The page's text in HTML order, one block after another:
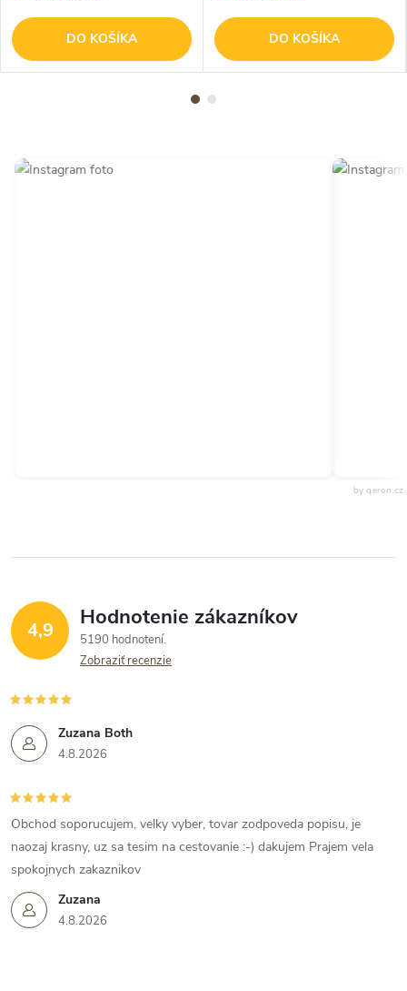
DO KOŠÍKA DO KOŠÍKA
by qeron.cz
4,9 Hodnotenie zákazníkov
5190 hodnotení
Zobraziť recenzie
Zuzana Both
4.8.2026
Zuzana
4.8.2026
Obchod soporucujem, velky vyber, tovar zodpoveda popisu, je
naozaj krasny, uz sa tesim na cestovanie :-) dakujem Prajem vela
spokojnych zakaznikov